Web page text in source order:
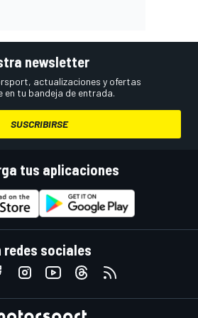
newsletter
actualizaciones y ofertas
en tu bandeja de entrada.
SUSCRIBIRSE
tus aplicaciones
redes sociales